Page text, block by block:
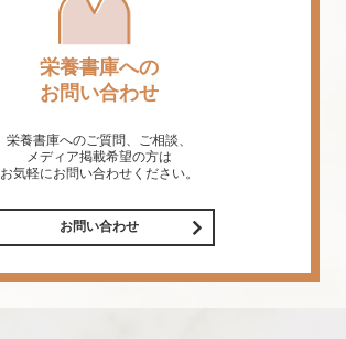
栄養書庫への
お問い合わせ
栄養書庫へのご質問、ご相談、
メディア掲載希望の方は
お気軽にお問い合わせください。
お問い合わせ